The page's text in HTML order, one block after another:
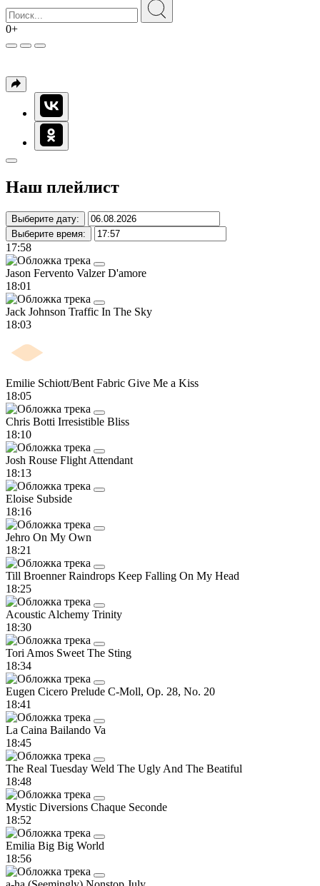
0+
Наш плейлист
Выберите дату:
Выберите время:
17:58
Jason Fervento Valzer D'amore
18:01
Jack Johnson Traffic In The Sky
18:03
Emilie Schiott/Bent Fabric Give Me a Kiss
18:05
Chris Botti Irresistible Bliss
18:10
Josh Rouse Flight Attendant
18:13
Eloise Subside
18:16
Jehro On My Own
18:21
Till BroennerRaindrops Keep Falling On My Head
18:25
Acoustic Alchemy Trinity
18:30
Tori Amos Sweet The Sting
18:34
Eugen Cicero Prelude C-Moll, Op. 28, No. 20
18:41
La Caina Bailando Va
18:45
The Real Tuesday Weld The Ugly And The Beatiful
18:48
Mystic Diversions Chaque Seconde
18:52
Emilia Big Big World
18:56